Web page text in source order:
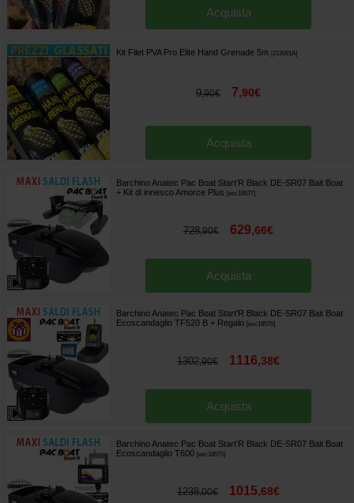
Acquista
Kit Filet PVA Pro Elite Hand Grenade 5m 213091A]
9,90€ 7,90€
Acquista
Barchino Anatec Pac Boat Start'R Black DE-SR07 Bait Boat
+ Kit di innesco Amorce Plus
[esc18577]
728,90€ 629,66€
Acquista
Barchino Anatec Pac Boat Start'R Black DE-SR07 Bait Boat
Ecoscandaglio TF520 B + Regalo [esc18576]
1302,90€ 1116,38€
Acquista
Barchino Anatec Pac Boat Start'R Black DE-SR07 Bait Boat
Ecoscandaglio T600 [esc18575]
1238,00€ 1015,68€